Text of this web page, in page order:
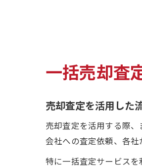
一括売却査
売却査定を活用した
売却査定を活用する際
会社への査定依頼、各
特に一括査定サービス